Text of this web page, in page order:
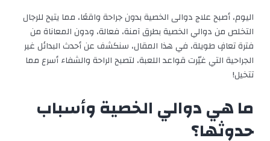
اليوم، أصبحعلاج دوالى الخصية بدون جراحةواقعًا، مما يتيح للرجال
التخلص من دوالي الخصية بطرق آمنة، فعالة، ودون المعاناة من
فترة تعافٍ طويلة، في هذا المقال، سنكشف عن أحدث البدائل غير
الجراحية التي غيّرت قواعد اللعبة، لتصبح الراحة والشفاء أسرع مما
تتخيل!
ما هي دوالي الخصية وأسباب
حدوثها؟